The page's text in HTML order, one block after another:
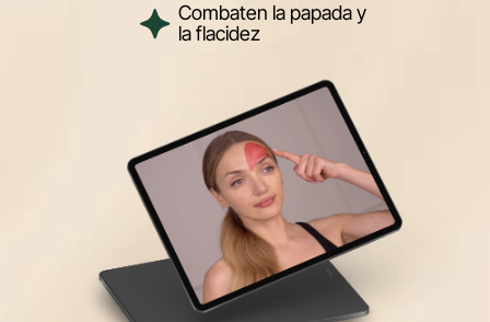
Combaten la papada y
la flacidez